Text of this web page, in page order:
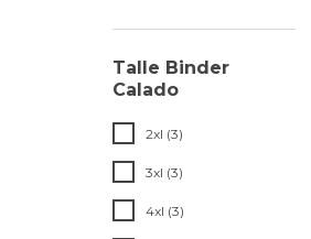
Talle Binder
Calado
2xl (3)
3xl (3)
4xl (3)